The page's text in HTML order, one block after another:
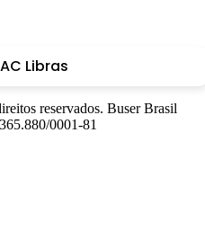
Libras
reservados. Buser Brasil
0001-81